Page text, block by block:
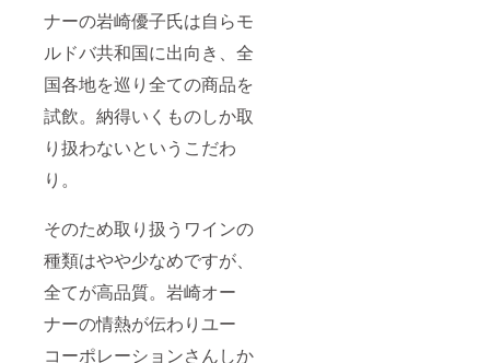
ナーの岩崎優子氏は自らモ
ルドバ共和国に出向き、全
国各地を巡り全ての商品を
試飲。納得いくものしか取
り扱わないというこだわ
り。
そのため取り扱うワインの
種類はやや少なめですが、
全てが高品質。岩崎オー
ナーの情熱が伝わりユー
コーポレーションさんしか